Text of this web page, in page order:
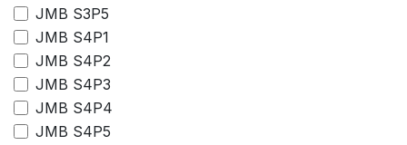
JMB S3P5
JMB S4P1
JMB S4P2
JMB S4P3
JMB S4P4
JMB S4P5